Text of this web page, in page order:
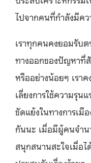
ไปจากคนที่กำลังมีค
เราทุกคนคงยอมรับต
ทางออกของปัญหาที่
หรืออย่างน้อยๆ เรา
เลี่ยงการใช้ความรุน
ขัดแย้งในทางการเ
กันนะ เมื่อมีผู้คนจำ
สนุกสนานสะใจเมื่อไ